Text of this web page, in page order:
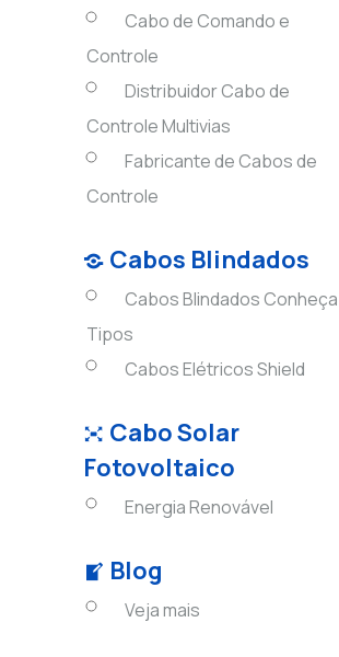
Cabo de Comando e
Controle
Distribuidor Cabo de
Controle Multivias
Fabricante de Cabos de
Controle
Cabos Blindados
Cabos Blindados
Tipos
Cabos Elétricos Shield
Cabo Solar
Fotovoltaico
Energia Renovável
Blog
Veja mais